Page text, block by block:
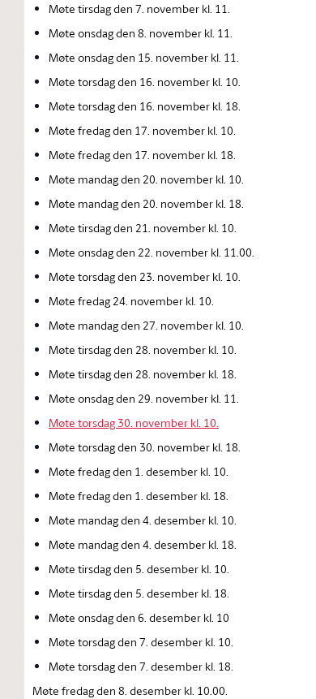
Møte tirsdag den 7. november kl. 11.
Møte onsdag den 8. november kl. 11.
Møte onsdag den 15. november kl. 11.
Møte torsdag den 16. november kl. 10.
Møte torsdag den 16. november kl. 18.
Møte fredag den 17. november kl. 10.
Møte fredag den 17. november kl. 18.
Møte mandag den 20. november kl. 10.
Møte mandag den 20. november kl. 18.
Møte tirsdag den 21. november kl. 10.
Møte onsdag den 22. november kl. 11.00.
Møte torsdag den 23. november kl. 10.
Møte fredag 24. november kl. 10.
Møte mandag den 27. november kl. 10.
Møte tirsdag den 28. november kl. 10.
Møte tirsdag den 28. november kl. 18.
Møte onsdag den 29. november kl. 11.
Møte torsdag 30. november kl. 10.
Møte torsdag den 30. november kl. 18.
Møte fredag den 1. desember kl. 10.
Møte fredag den 1. desember kl. 18.
Møte mandag den 4. desember kl. 10.
Møte mandag den 4. desember kl. 18.
Møte tirsdag den 5. desember kl. 10.
Møte tirsdag den 5. desember kl. 18.
Møte onsdag den 6. desember kl. 10
Møte torsdag den 7. desember kl. 10.
Møte torsdag den 7. desember kl. 18.
Møte fredag den 8. desember kl. 10.00.